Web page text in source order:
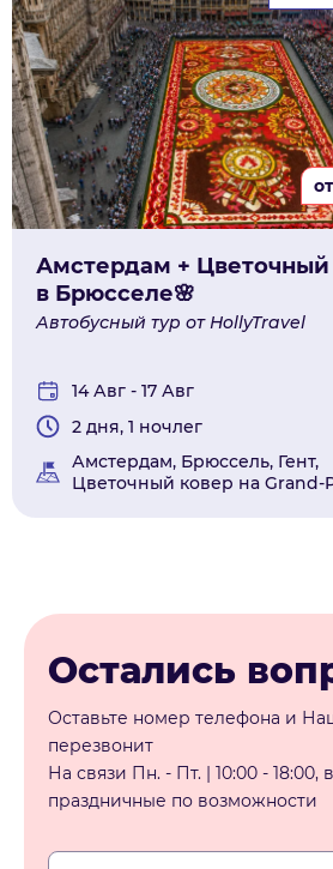
от
Амстердам + Цветочный
в Брюсселе🌸
Автобусный тур от HollyTravel
14 Авг - 17 Авг
2 дня, 1 ночлег
Амстердам, Брюссель, Гент,
Цветочный ковер на Grand-
Остались
Оставьте номер телефона и
перезвонит
На связи Пн. - Пт. | 10:00 - 18:00,
праздничные по возможности